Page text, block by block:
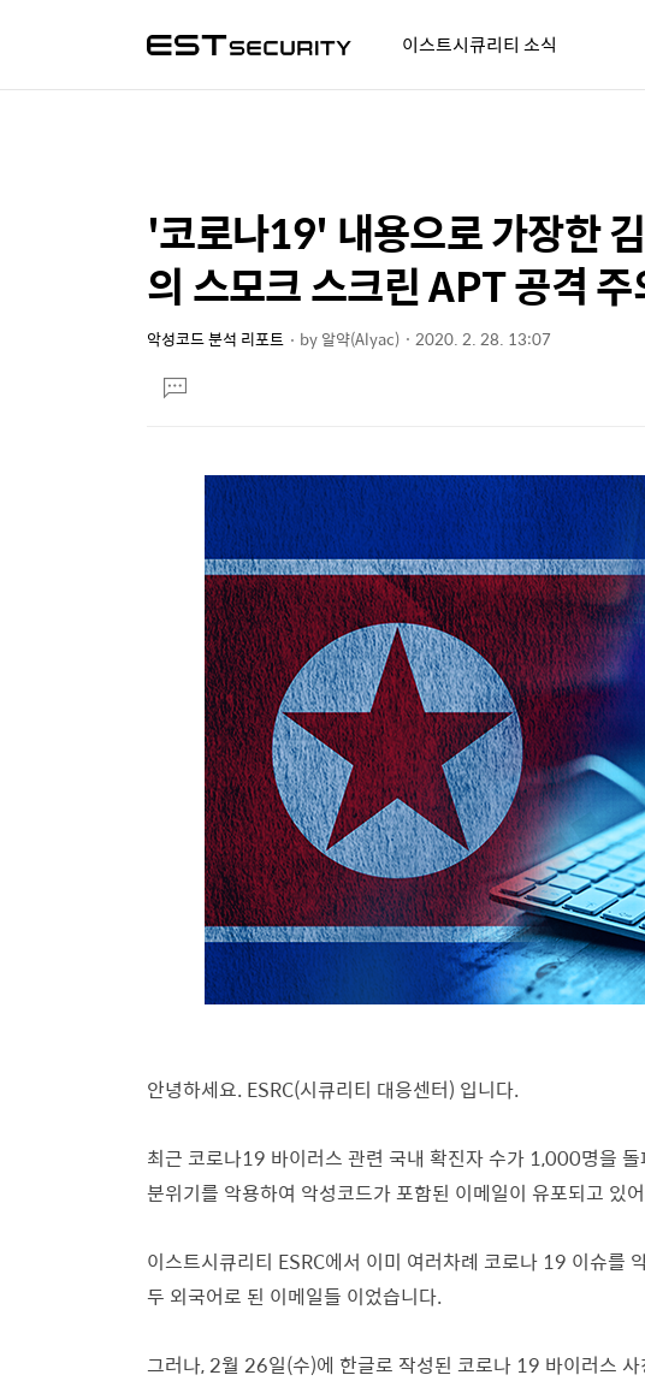
이스트시큐리티 소식
상
세
컨
텐
본
문
제
'코로나19' 내용으로 가장한
의 스모크 스크린 APT 공격
악성코드 분석 리포트 by알약(Alyac) 2020. 2. 28. 13:07
문댓
글
안녕하세요. ESRC(시큐리티 대응센터) 입니다.
최근 코로나19 바이러스 관련 국내 확진자 수가 1,000명을
분위기를 악용하여 악성코드가 포함된 이메일이 유포되고 있
이스트시큐리티 ESRC에서 이미 여러차례 코로나 19 이슈를
두 외국어로 된 이메일들 이었습니다.
그러나, 2월 26일(수)에 한글로 작성된 코로나 19 바이러스